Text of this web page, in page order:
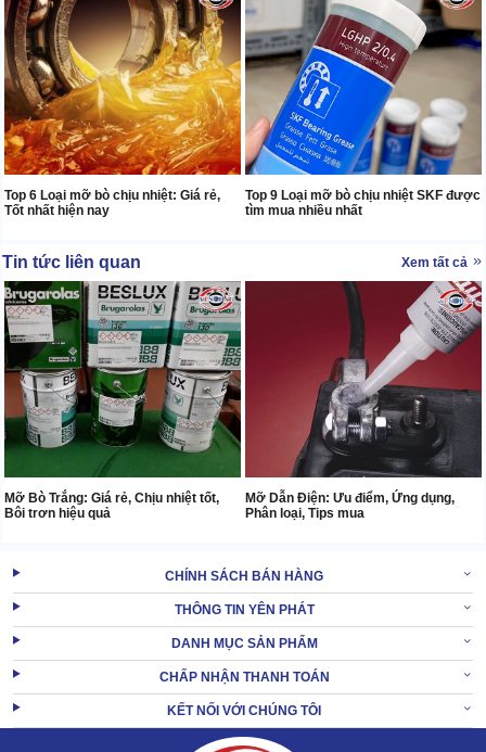
Top 6 Loại mỡ bò chịu nhiệt: Giá rẻ,
Tốt nhất hiện nay
Top 9 Loại mỡ bò chịu nhiệt SKF được
tìm mua nhiều nhất
Tin tức liên quan Xem tất cả
Mỡ Bò Trắng: Giá rẻ, Chịu nhiệt tốt,
Bôi trơn hiệu quả
Mỡ Dẫn Điện: Ưu điểm, Ứng dụng,
Phân loại, Tips mua
CHÍNH SÁCH BÁN HÀNG
THÔNG TIN YÊN PHÁT
DANH MỤC SẢN PHẨM
CHẤP NHẬN THANH TOÁN
KẾT NỐI VỚI CHÚNG TÔI